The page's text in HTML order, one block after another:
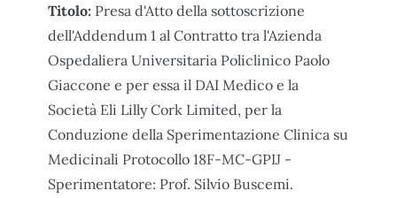
Titolo: Presa d'Atto della sottoscrizione
dell'Addendum 1 al Contratto tra l'Azienda
Ospedaliera Universitaria Policlinico Paolo
Giaccone e per essa il DAI Medico e la
Società Eli Lilly Cork Limited, per la
Conduzione della Sperimentazione Clinica su
Medicinali Protocollo 18F-MC-GPIJ -
Sperimentatore: Prof. Silvio Buscemi.